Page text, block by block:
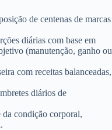
de centenas de marcas
diárias com base em
(manutenção, ganho ou
com receitas balanceadas,
diários de
da condição corporal,